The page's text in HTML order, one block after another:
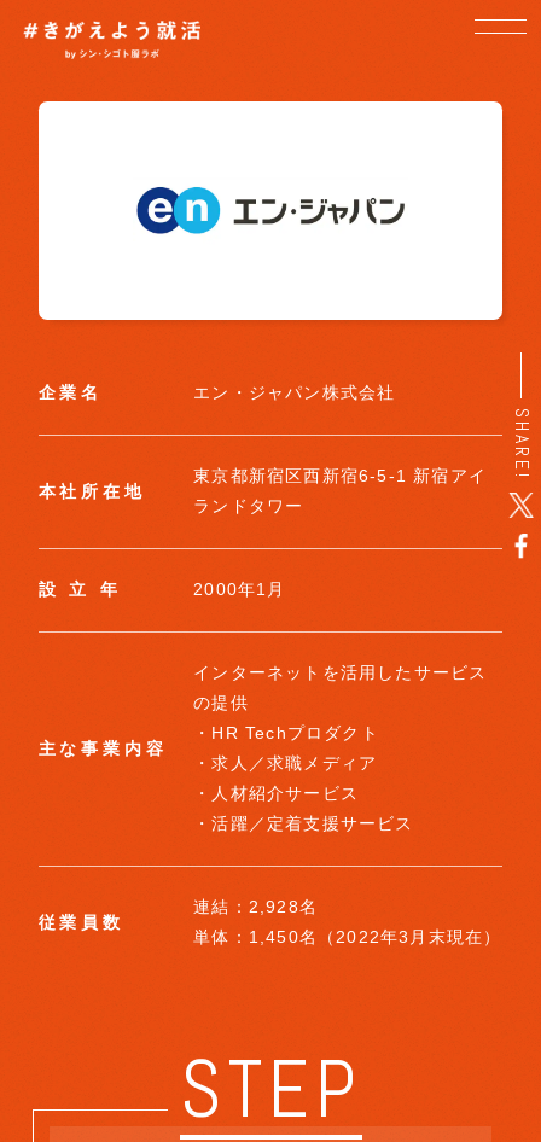
SHARE!
企業名 エン・ジャパン株式会社
本社所在地
東京都新宿区西新宿6-5-1 新宿アイ
ランドタワー
設 立 年 2000年1月
主な事業内容
インターネットを活用したサービス
の提供
・HR Techプロダクト
・求人／求職メディア
・人材紹介サービス
・活躍／定着支援サービス
従業員数
連結：2,928名
単体：1,450名（2022年3月末現在）
STEP